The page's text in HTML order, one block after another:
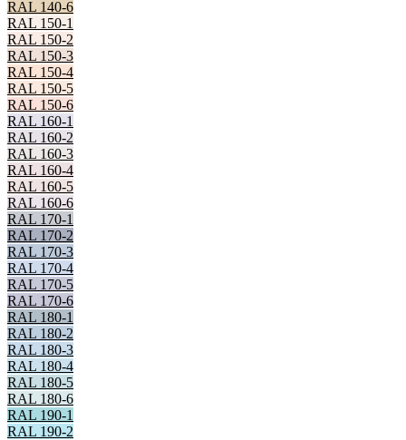
RAL 140-6
RAL 150-1
RAL 150-2
RAL 150-3
RAL 150-4
RAL 150-5
RAL 150-6
RAL 160-1
RAL 160-2
RAL 160-3
RAL 160-4
RAL 160-5
RAL 160-6
RAL 170-1
RAL 170-2
RAL 170-3
RAL 170-4
RAL 170-5
RAL 170-6
RAL 180-1
RAL 180-2
RAL 180-3
RAL 180-4
RAL 180-5
RAL 180-6
RAL 190-1
RAL 190-2